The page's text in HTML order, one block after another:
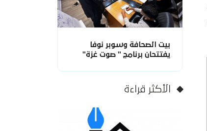
بيت الصحافة وسوبر نوفا
يفتتحان برنامج " صوت غزة"
الأكثر قراءة